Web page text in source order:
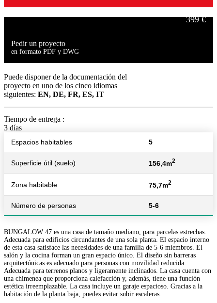
399 €
Pedir un proyecto
en formato PDF y DWG
Puede disponer de la documentación del
proyecto en uno de los cinco idiomas
siguientes: EN, DE, FR, ES, IT
Tiempo de entrega :
3 días
Espacios habitables 5
Superficie útil (suelo) 156,4m2
Zona habitable 75,7m2
Número de personas 5-6
BUNGALOW 47 es una casa de tamaño mediano, para parcelas estrechas.
Adecuada para edificios circundantes de una sola planta. El espacio interno
de esta casa satisface las necesidades de una familia de 5-6 miembros. El
salón y la cocina forman un gran espacio único. El diseño sin barreras
arquitectónicas es adecuado para personas con movilidad reducida.
Adecuada para terrenos planos y ligeramente inclinados. La casa cuenta con
una chimenea que proporciona calefacción y, además, tiene una función
estética irreemplazable. La casa incluye un garaje espacioso. Gracias a la
habitación de la planta baja, puedes evitar subir escaleras.